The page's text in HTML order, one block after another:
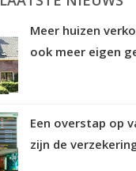
Meer huizen
ook meer eigen
Een overstap op
zijn de